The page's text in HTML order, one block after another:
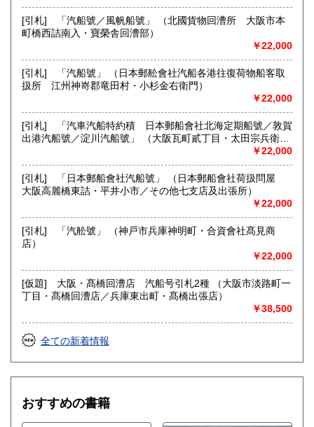
●1996年の創業以来、25年に亘って刊行して参りました弊店
古書目録 『CONSTRUCTION』ですが、店主健康上の都合に
より 第75号 （2021年1月）を最後に途絶いたしております。
現在は刊行再開を目標に、営業を継続しながら養生に励んで
おります。
●それまでは、在庫品と新収品のご紹介を『日本の古本屋』サ
イト上で行って参ります。随時更新を予定しておりますの
沿線名：地下鉄丸の内線・三田線
最寄駅：茗荷谷駅徒歩10分・千石駅徒歩15分 ●健康上の都
合によりお客様のご招待を休止いたしております。恐縮です
が突然のご訪問はご遠慮願います。また、一般書の取り扱い
はございません。
営業時間：●健康上の都合によりお客様のご招待を休止いたし
ております。恐縮ですが突然のご訪問はご遠慮願います。ま
た、一般書の取り扱いはございません。
定休日：土曜・日曜・祝日
●古書・古資料の買取りも行っております。お申し付け下さ
い。
●大変恐縮ですが、健康上の都合により出張買取を休止いたし
でご相談下さい。
取り扱い分野
■建築土木史と都市史料■ 【建築史 土木史 都市計画史
災害史 都市史 交通史 郷土史 旧植民地 産業史 博覧
会】
[引札] 「汽船號／風帆船號」 （北國貨物回漕所 大阪市本
町橋西詰南入・寶榮舎回漕部）
￥22,000
[引札] 「汽船號」 （日本郵舩會社汽船各港往復荷物船客取
扱所 江州神嵜郡竜田村・小杉金右衛門）
￥22,000
[引札] 「汽車汽船特約積 日本郵船會社北海定期船號／敦賀
出港汽船號／淀川汽船號」 （大阪瓦町貳丁目・太田宗兵衛本
￥22,000
[引札] 「日本郵船會社汽船號」 （日本郵船會社荷扱問屋
大阪高麗橋東詰・平井小市／その他七支店及出張所）
￥22,000
[引札] 「汽舩號」 （神戸市兵庫神明町・合資會社髙見商
店）
￥22,000
[仮題] 大阪・髙橋回漕店 汽船号引札2種 （大阪市淡路町一
丁目・髙橋回漕店／兵庫東出町・髙橋出張店）
￥38,500
全ての新着情報
おすすめの書籍